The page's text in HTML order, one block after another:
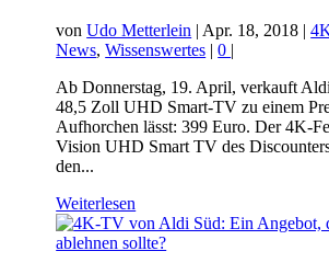
vonUdo Metterlein | Apr. 18, 2018 |
News,Wissenswertes |0 |
Ab Donnerstag, 19. April, verkauft
48,5 Zoll UHD Smart-TV zu einem
Aufhorchen lässt: 399 Euro. Der 4K-
Vision UHD Smart TV des
den...
Weiterlesen